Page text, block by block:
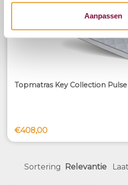
Aanpassen
Topmatras Key Collection
€408,00
Sortering Relevantie